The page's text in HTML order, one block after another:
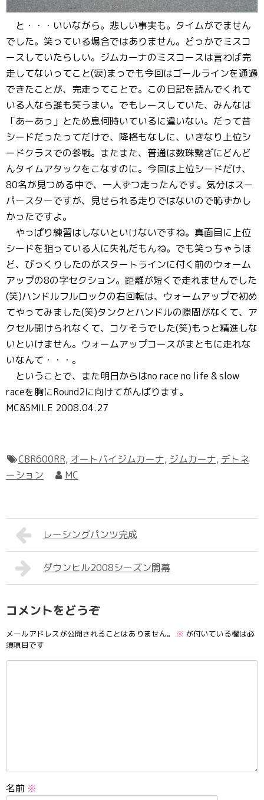
と・・・いいながら。悲しい事実も。タイムがでません
でした。笑っている場合ではありません。どっかでミスコ
ースしていたらしい。ジムカーナのミスコースは言わば完
走してないってこと(涙)まっでも今回はゴールラインを通過
できたことが、完走ってことで。この日記を読んでくれて
いる人なら誰も笑うまい。でもレースしていた、みんなは
「あーあっ」とため息何時いているに違いない。だって昔
シードだったってだけで、降格もなしに、いきなり上位シ
ードクラスでの参戦。またまた、普通は数珠繋ぎにどんど
んタイムアタックをこなすのに。今回は上位シードだけ、
80名が見つめる中で、一人ずつ走ったんです。気分はスー
パースターですが、見せられる走りではないので恥ずかし
かったですよ。
やっぱり練習はしないといけないですね。真面目に上位
シードを狙っている人に失礼だもんね。でも笑っちゃうほ
ど、びっくりしたのがスタートラインに付く前のウォーム
アップの8の字セクション。距離が短くで走れませんでした
(笑)ハンドルフルロックの右回転は、ウォームアップで初め
てやってみました(笑)タンクとハンドルの隙間がなくて、ア
クセル開けられなくて、コケそうでした(笑)もっと精進しな
いといけません。ウォームアップコースがまともに走れな
いなんて・・・。
ということで、また明日からはno race no life & slow
raceを胸にRound2に向けてがんばります。
MC&SMILE 2008.04.27
CBR600RR, オートバイジムカーナ, ジムカーナ, デトネ
ーション
MC
レーシングパンツ完成
ダウンヒル2008シーズン開幕
コメントをどうぞ
メールアドレスが公開されることはありません。 ※ が付いている欄は必
須項目です
名前 ※